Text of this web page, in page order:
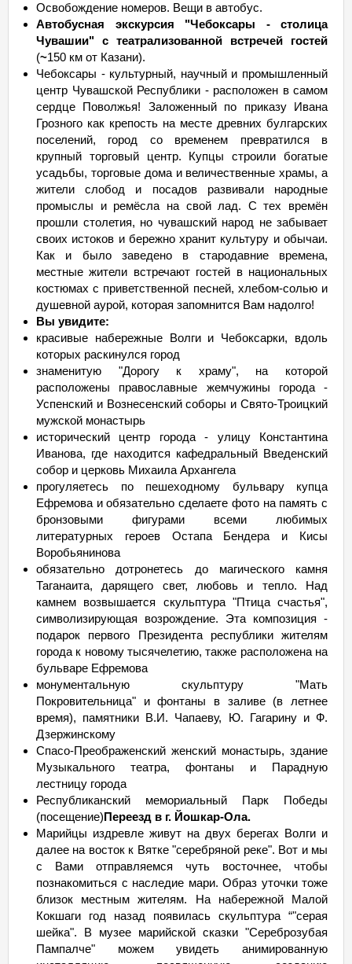
Освобождение номеров. Вещи в автобус.
Автобусная экскурсия "Чебоксары - столица
Чувашии" с театрализованной встречей гостей
(~150 км от Казани).
Чебоксары - культурный, научный и промышленный
центр Чувашской Республики - расположен в самом
сердце Поволжья! Заложенный по приказу Ивана
Грозного как крепость на месте древних булгарских
поселений, город со временем превратился в
крупный торговый центр. Купцы строили богатые
усадьбы, торговые дома и величественные храмы, а
жители слобод и посадов развивали народные
промыслы и ремёсла на свой лад. С тех времён
прошли столетия, но чувашский народ не забывает
своих истоков и бережно хранит культуру и обычаи.
Как и было заведено в стародавние времена,
местные жители встречают гостей в национальных
костюмах с приветственной песней, хлебом-солью и
душевной аурой, которая запомнится Вам надолго!
Вы увидите:
красивые набережные Волги и Чебоксарки, вдоль
которых раскинулся город
знаменитую "Дорогу к храму", на которой
расположены православные жемчужины города -
Успенский и Вознесенский соборы и Свято-Троицкий
мужской монастырь
исторический центр города - улицу Константина
Иванова, где находится кафедральный Введенский
собор и церковь Михаила Архангела
прогуляетесь по пешеходному бульвару купца
Ефремова и обязательно сделаете фото на память с
бронзовыми фигурами всеми любимых
литературных героев Остапа Бендера и Кисы
Воробьянинова
обязательно дотронетесь до магического камня
Таганаита, дарящего свет, любовь и тепло. Над
камнем возвышается скульптура "Птица счастья",
символизирующая возрождение. Эта композиция -
подарок первого Президента республики жителям
города к новому тысячелетию, также расположена на
бульваре Ефремова
монументальную скульптуру "Мать
Покровительница" и фонтаны в заливе (в летнее
время), памятники В.И. Чапаеву, Ю. Гагарину и Ф.
Дзержинскому
Спасо-Преображенский женский монастырь, здание
Музыкального театра, фонтаны и Парадную
лестницу города
Республиканский мемориальный Парк Победы
(посещение)Переезд в г. Йошкар-Ола.
Марийцы издревле живут на двух берегах Волги и
далее на восток к Вятке "серебряной реке". Вот и мы
с Вами отправляемся чуть восточнее, чтобы
познакомиться с наследие мари. Образ уточки тоже
близок местным жителям. На набережной Малой
Кокшаги год назад появилась скульптура “"серая
шейка". В музее марийской сказки "Сереброзубая
Пампалче" можем увидеть анимированную